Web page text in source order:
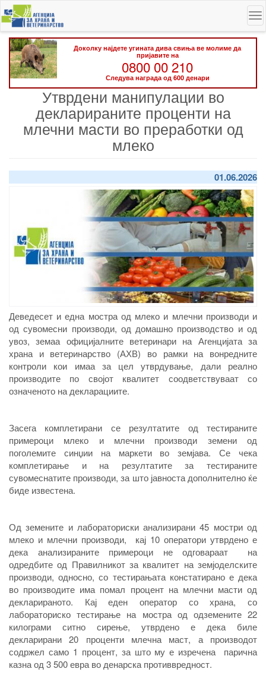
Skip
to
main
content
Доколку најдете угината дива свиња ве молиме да
пријавите на
0800 00 210
Следува награда од 600 денари
Утврдени манипулации во
декларираните проценти на
млечни масти во преработки од
млеко
01.06.2026
Деведесет и една мостра од млеко и млечни производи и
од сувомесни производи, од домашно производство и од
увоз, земаа официјалните ветеринари на Агенцијата за
храна и ветеринарство (АХВ) во рамки на вонредните
контроли кои имаа за цел утврдување, дали реално
производите по својот квалитет соодветствуваат со
означеното на декларациите.
Засега комплетирани се резултатите од тестираните
примероци млеко и млечни производи земени од
поголемите синџии на маркети во земјава. Се чека
комплетирање и на резултатите за тестираните
сувомеснатите производи, за што јавноста дополнително ќе
биде известена.
Од земените и лабораториски анализирани 45 мостри од
млеко и млечни производи, кај 10 оператори утврдено е
дека анализираните примероци не одговараат на
одредбите од Правилникот за квалитет на земјоделските
производи, односно, со тестирањата констатирано е дека
во производите има помал процент на млечни масти од
декларираното. Кај еден оператор со храна, со
лабораториско тестирање на мостра од одземените 22
килограми ситно сирење, утврдено е дека биле
декларирани 20 проценти млечна маст, а производот
содржел само 1 процент, за што му е изречена парична
казна од 3 500 евра во денарска противвредност.